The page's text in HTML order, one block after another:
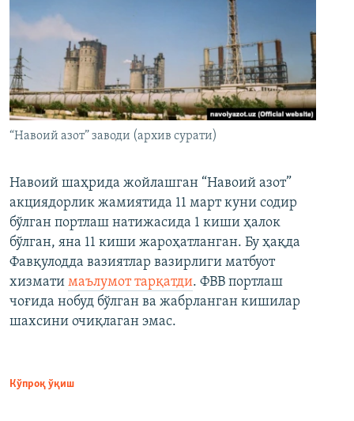
“Навоий азот” заводи (архив сурати)
Навоий шаҳрида жойлашган “Навоий азот”
акциядорлик жамиятида 11 март куни содир
бўлган портлаш натижасида 1 киши ҳалок
бўлган, яна 11 киши жароҳатланган. Бу ҳақда
Фавқулодда вазиятлар вазирлиги матбуот
хизмати маълумот тарқатди. ФВВ портлаш
чоғида нобуд бўлган ва жабрланган кишилар
шахсини очиқлаган эмас.
Кўпроқ ўқиш